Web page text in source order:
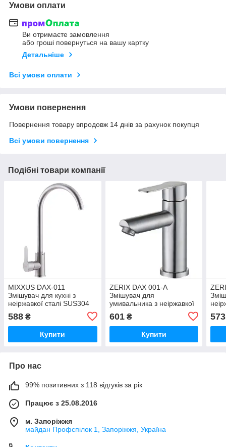
Умови оплати
Ви отримаєте замовлення
або гроші повернуться на вашу картку
Детальніше
Всі умови оплати
Умови повернення
Повернення товару впродовж 14 днів за рахунок покупця
Всі умови повернення
Подібні товари компанії
MIXXUS DAX-011
Змішувач для кухні з
неіржавкої сталі SUS304
588 ₴
Купити
ZERIX DAX 001-A
Змішувач для
умивальника з неіржавкої
601₴
Купити
573
Про нас
99% позитивних з 118 відгуків за рік
Працює з 25.08.2016
м. Запоріжжя
майдан Профспілок 1, Запоріжжя, Україна